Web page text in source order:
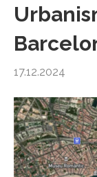
17.12.2024